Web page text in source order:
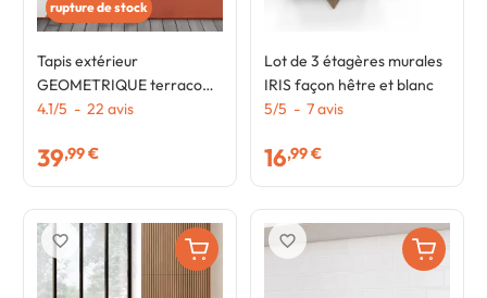
rupture de stock
Tapis extérieur
GEOMETRIQUE terracotta
270 x 370 CM
4.1/5 - 22 avis
39,99 €
Lot de 3 étagères murales
IRIS façon hêtre et blanc
5/5 - 7avis
16,99 €
favorite_border favorite_border